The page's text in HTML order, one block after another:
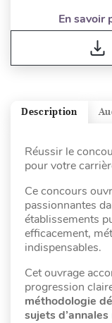
En savoir
Description
Réussir le
pour votre
Ce concours
passionnantes
établissements
efficacement,
indispensables.
Cet ouvrage
progression
méthodologie
sujets